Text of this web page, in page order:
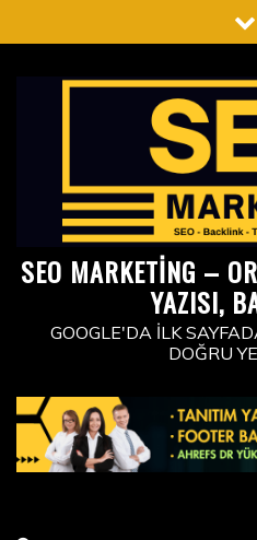
to
SEO MARKETING –
YAZISI,
GOOGLE'DA İLK
DOĞRU